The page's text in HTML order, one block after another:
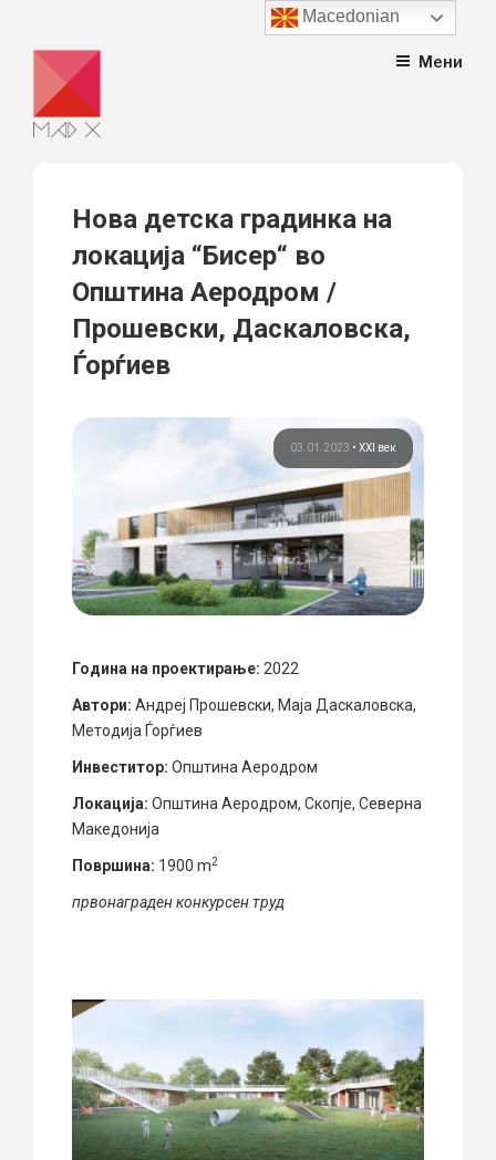
content
Мени
Нова детска градинка на
локација “Бисер“ во
Општина Аеродром /
Прошевски, Даскаловска,
Ѓорѓиев
03.01.2023 • XXI век
Година на проектирање: 2022
Автори: Андреј Прошевски, Маја Даскаловска,
Методија Ѓорѓиев
Инвеститор: Општина Аеродром
Локација: Општина Аеродром, Скопје, Северна
Македонија
Површина: 1900 m2
првонаграден конкурсен труд
Macedonian